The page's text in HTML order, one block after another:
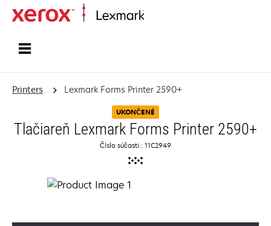
Printers Lexmark Forms Printer 2590+
UKONČENÉ
Tlačiareň Lexmark Forms Printer 2590+
Číslo súčasti.: 11C2949